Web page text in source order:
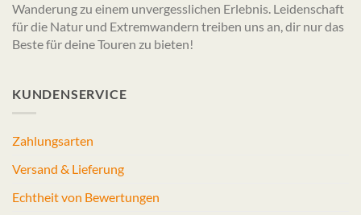
Wanderung zu einem unvergesslichen Erlebnis. Leidenschaft
für die Natur und Extremwandern treiben uns an, dir nur das
Beste für deine Touren zu bieten!
KUNDENSERVICE
Zahlungsarten
Versand & Lieferung
Echtheit von Bewertungen